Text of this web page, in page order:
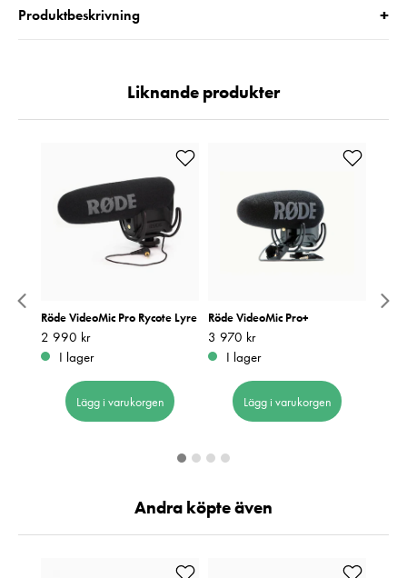
Produktbeskrivning +
Liknande produkter
Röde VideoMic Pro Rycote Lyre
Pris:2 990 kr
2 990 kr
I lager
Lägg i varukorgen
Röde VideoMic Pro+
Pris:3 970 kr
3 970 kr
I lager
Lägg i varukorgen
Andra köpte även